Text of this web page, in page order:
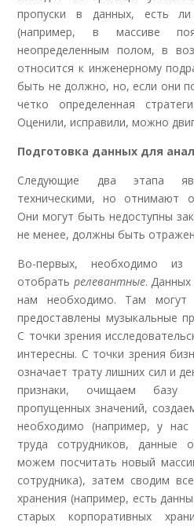
пропуски в данных, есть
(например, в массиве
неопределенным полом, в
относится к инженерному
быть не должно, но, если они
четко определенная
Оценили, исправили, можно
Подготовка данных для
Следующие два этапа
техническими, но отнимают
Они могут быть недоступны
не менее, должны быть
Во-первых, необходимо из
отобрать релевантные.
нам необходимо. Там
предоставлены музыкальные
С точки зрения
интересны. С точки зрения
означает трату лишних сил и
признаки, очищаем
пропущенных значений,
необходимо (например, у
труда сотрудников, данные
можем посчитать новый
сотрудника), затем сводим
хранения (например, есть
старых корпоративных